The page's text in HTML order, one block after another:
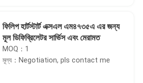
ফিলিপ হার্টস্টার্ট এক্সএল এম৪৭৩৫এ এর জন্য
মূল ডিফিব্রিলেটর সার্ভিস এবং মেরামত
MOQ：1
মূল্য：Negotiation, pls contact me